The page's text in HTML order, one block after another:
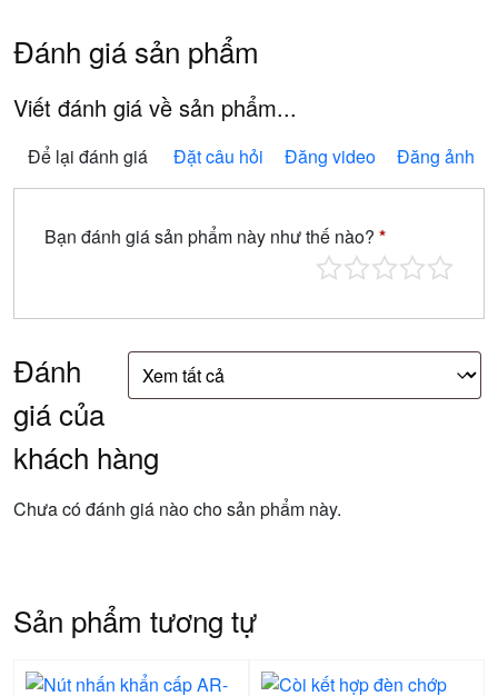
Đánh giá sản phẩm
Viết đánh giá về sản phẩm...
Để lại đánh giá Đặt câu hỏi Đăng video Đăng ảnh
Bạn đánh giá sản phẩm này như thế nào? *
Đánh
giá của
khách hàng
Chưa có đánh giá nào cho sản phẩm này.
Sản phẩm tương tự